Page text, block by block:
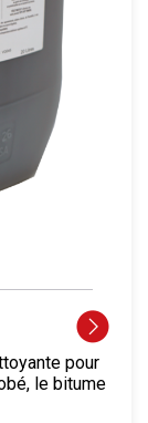
pour
le bitume